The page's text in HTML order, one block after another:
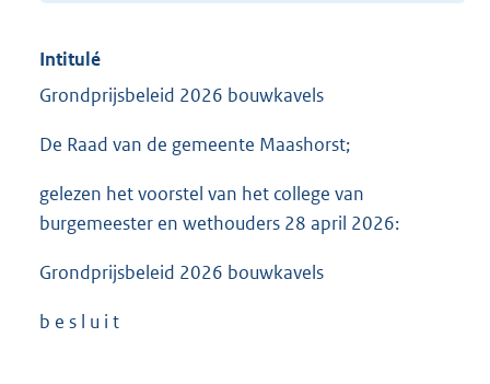
Intitulé
Grondprijsbeleid 2026 bouwkavels
De Raad van de gemeente Maashorst;
gelezen het voorstel van het college van
burgemeester en wethouders 28 april 2026:
Grondprijsbeleid 2026 bouwkavels
b e s l u i t